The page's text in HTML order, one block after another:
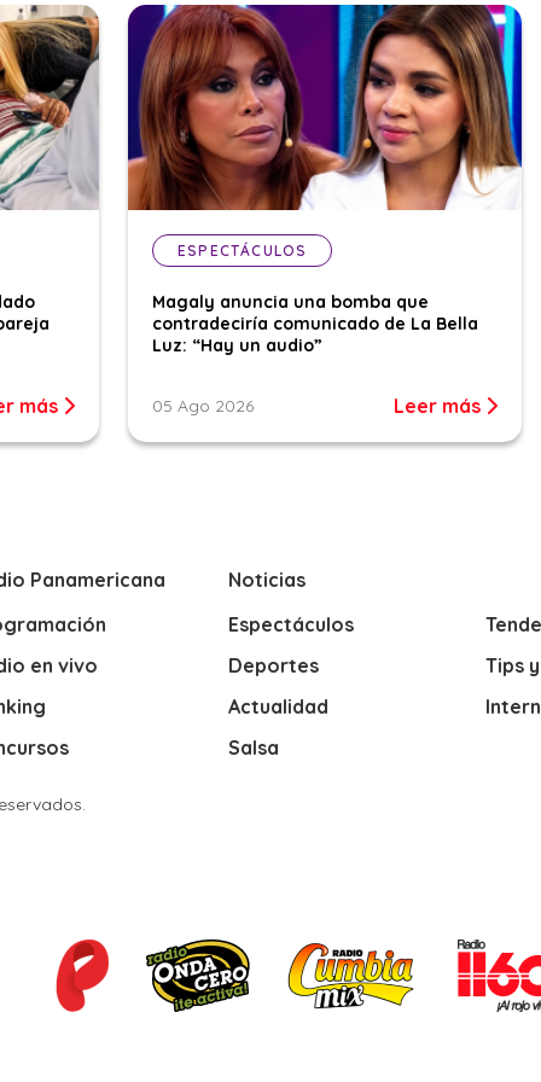
más
ESPECTÁCULOS
Magaly anuncia una bomba que
contradeciría comunicado de La Bella
Luz: “Hay un audio”
05 Ago 2026 Leer más
Panamericana
en vivo
Noticias
Espectáculos
Deportes
Actualidad
Salsa
Tips